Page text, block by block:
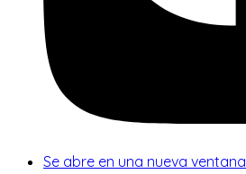
Se abre en una nueva ventana